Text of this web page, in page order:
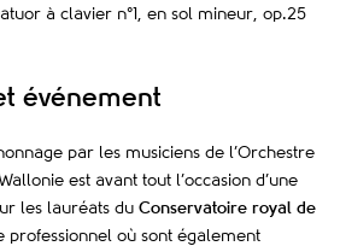
à clavier n°1, en sol mineur, op.25
événement
par les musiciens de l’Orchestre
est avant tout l’occasion d’une
les lauréats du Conservatoire royal de
professionnel où sont également